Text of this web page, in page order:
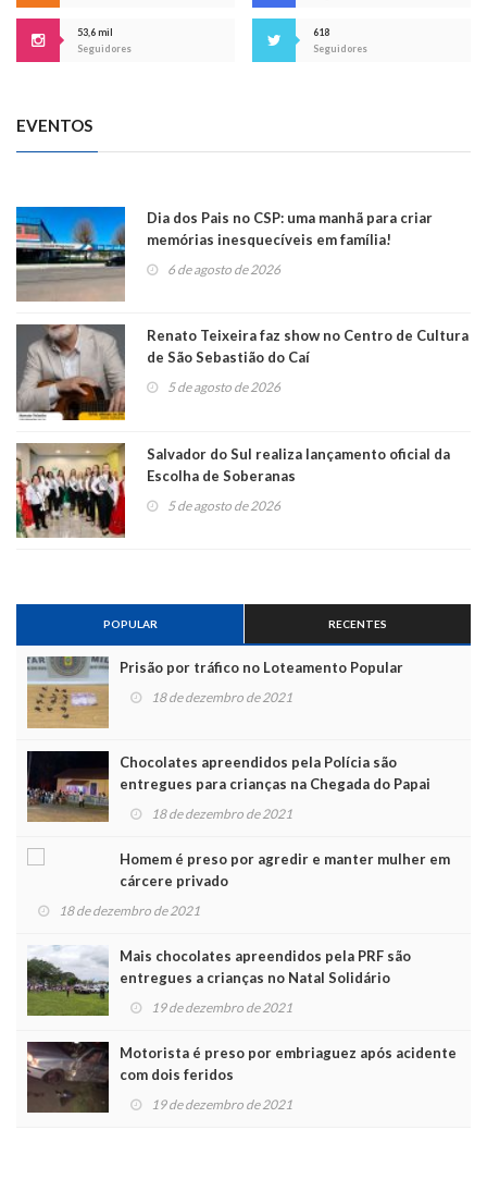
53,6 mil
Seguidores
618
Seguidores
EVENTOS
Dia dos Pais no CSP: uma manhã para criar
memórias inesquecíveis em família!
6 de agosto de 2026
Renato Teixeira faz show no Centro de Cultura
de São Sebastião do Caí
5 de agosto de 2026
Salvador do Sul realiza lançamento oficial da
Escolha de Soberanas
5 de agosto de 2026
POPULAR RECENTES
Prisão por tráfico no Loteamento Popular
18 de dezembro de 2021
Chocolates apreendidos pela Polícia são
entregues para crianças na Chegada do Papai
Noel
18 de dezembro de 2021
Homem é preso por agredir e manter mulher em
cárcere privado
18 de dezembro de 2021
Mais chocolates apreendidos pela PRF são
entregues a crianças no Natal Solidário
19 de dezembro de 2021
Motorista é preso por embriaguez após acidente
com dois feridos
19 de dezembro de 2021